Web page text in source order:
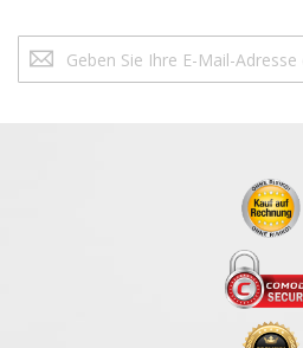
Sie
sich